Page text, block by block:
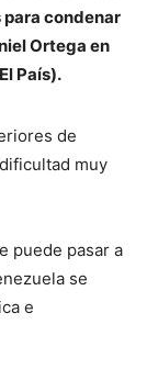
para condenar
Ortega en
País).
de
muy
puede pasar a
se
e